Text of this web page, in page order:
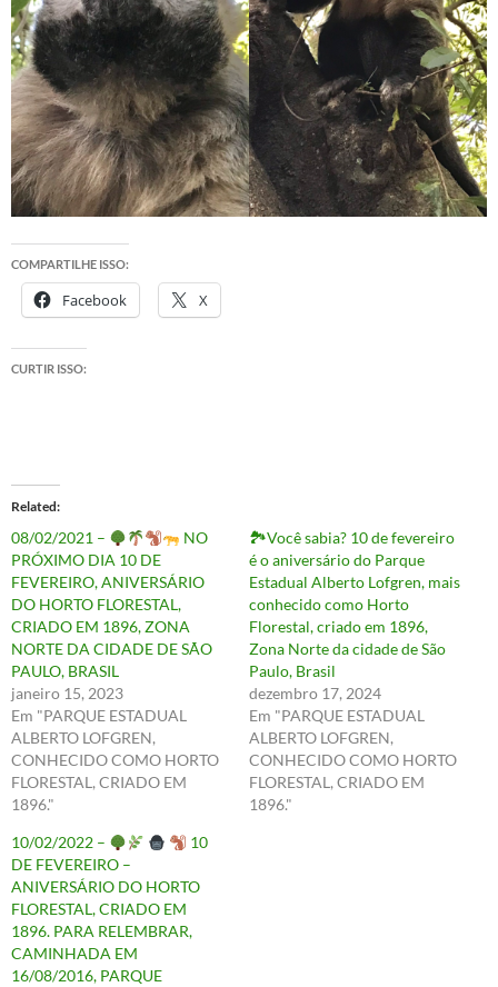
COMPARTILHE ISSO:
Facebook X
CURTIR ISSO:
Related
08/02/2021 –
NO
PRÓXIMO DIA 10 DE
FEVEREIRO, ANIVERSÁRIO
DO HORTO FLORESTAL,
CRIADO EM 1896, ZONA
NORTE DA CIDADE DE SÃO
PAULO, BRASIL
janeiro 15, 2023
Em "PARQUE ESTADUAL
ALBERTO LOFGREN,
CONHECIDO COMO HORTO
FLORESTAL, CRIADO EM
1896."
🏞Você sabia? 10 de fevereiro
é o aniversário do Parque
Estadual Alberto Lofgren, mais
conhecido como Horto
Florestal, criado em 1896,
Zona Norte da cidade de São
Paulo, Brasil
dezembro 17, 2024
Em "PARQUE ESTADUAL
ALBERTO LOFGREN,
CONHECIDO COMO HORTO
FLORESTAL, CRIADO EM
1896."
10/02/2022 –
10
DE FEVEREIRO –
ANIVERSÁRIO DO HORTO
FLORESTAL, CRIADO EM
1896. PARA RELEMBRAR,
CAMINHADA EM
16/08/2016, PARQUE